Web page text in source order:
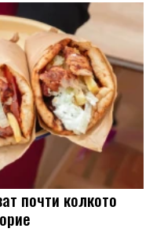
почти колкото